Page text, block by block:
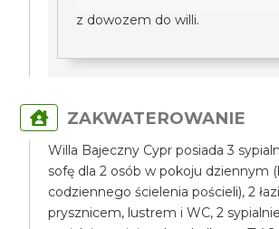
z dowozem do willi.
ZAKWATEROWANIE
Willa Bajeczny Cypr posiada 3
sofę dla 2 osób w pokoju dziennym
codziennego ścielenia pościeli), 2
prysznicem, lustrem i WC, 2